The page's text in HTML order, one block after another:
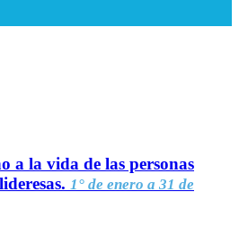
a la vida de las personas
1° de enero a 31 de